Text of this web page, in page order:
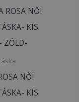
NŐI
KIS